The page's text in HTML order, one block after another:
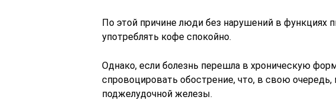
По этой причине люди без нарушений в функциях
употреблять кофе спокойно.
Однако, если болезнь перешла в хроническую
спровоцировать обострение, что, в свою
поджелудочной железы.